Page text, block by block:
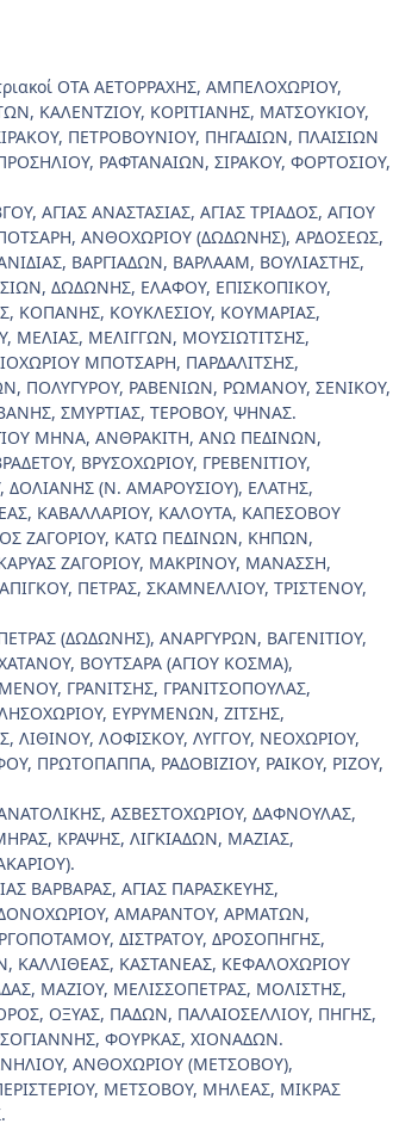
ΟΤΑ ΑΕΤΟΡΡΑΧΗΣ, ΑΜΠΕΛΟΧΩΡΙΟΥ,
ΚΑΛΕΝΤΖΙΟΥ, ΚΟΡΙΤΙΑΝΗΣ, ΜΑΤΣΟΥΚΙΟΥ,
ΠΕΤΡΟΒΟΥΝΙΟΥ, ΠΗΓΑΔΙΩΝ, ΠΛΑΙΣΙΩΝ
ΡΑΦΤΑΝΑΙΩΝ, ΣΙΡΑΚΟΥ, ΦΟΡΤΟΣΙΟΥ,
ΑΓΙΑΣ ΑΝΑΣΤΑΣΙΑΣ, ΑΓΙΑΣ ΤΡΙΑΔΟΣ, ΑΓΙΟΥ
ΑΝΘΟΧΩΡΙΟΥ (ΔΩΔΩΝΗΣ), ΑΡΔΟΣΕΩΣ,
ΒΑΡΓΙΑΔΩΝ, ΒΑΡΛΑΑΜ, ΒΟΥΛΙΑΣΤΗΣ,
ΔΩΔΩΝΗΣ, ΕΛΑΦΟΥ, ΕΠΙΣΚΟΠΙΚΟΥ,
ΚΟΠΑΝΗΣ, ΚΟΥΚΛΕΣΙΟΥ, ΚΟΥΜΑΡΙΑΣ,
ΜΕΛΙΑΣ, ΜΕΛΙΓΓΩΝ, ΜΟΥΣΙΩΤΙΤΣΗΣ,
ΜΠΟΤΣΑΡΗ, ΠΑΡΔΑΛΙΤΣΗΣ,
ΠΟΛΥΓΥΡΟΥ, ΡΑΒΕΝΙΩΝ, ΡΩΜΑΝΟΥ, ΣΕΝΙΚΟΥ,
ΣΜΥΡΤΙΑΣ, ΤΕΡΟΒΟΥ, ΨΗΝΑΣ.
ΜΗΝΑ, ΑΝΘΡΑΚΙΤΗ, ΑΝΩ ΠΕΔΙΝΩΝ,
ΒΡΥΣΟΧΩΡΙΟΥ, ΓΡΕΒΕΝΙΤΙΟΥ,
(Ν. ΑΜΑΡΟΥΣΙΟΥ), ΕΛΑΤΗΣ,
ΚΑΒΑΛΛΑΡΙΟΥ, ΚΑΛΟΥΤΑ, ΚΑΠΕΣΟΒΟΥ
ΖΑΓΟΡΙΟΥ, ΚΑΤΩ ΠΕΔΙΝΩΝ, ΚΗΠΩΝ,
ΖΑΓΟΡΙΟΥ, ΜΑΚΡΙΝΟΥ, ΜΑΝΑΣΣΗ,
ΠΕΤΡΑΣ, ΣΚΑΜΝΕΛΛΙΟΥ, ΤΡΙΣΤΕΝΟΥ,
(ΔΩΔΩΝΗΣ), ΑΝΑΡΓΥΡΩΝ, ΒΑΓΕΝΙΤΙΟΥ,
ΒΟΥΤΣΑΡΑ (ΑΓΙΟΥ ΚΟΣΜΑ),
ΓΡΑΝΙΤΣΗΣ, ΓΡΑΝΙΤΣΟΠΟΥΛΑΣ,
ΕΥΡΥΜΕΝΩΝ, ΖΙΤΣΗΣ,
ΛΙΘΙΝΟΥ, ΛΟΦΙΣΚΟΥ, ΛΥΓΓΟΥ, ΝΕΟΧΩΡΙΟΥ,
ΠΡΩΤΟΠΑΠΠΑ, ΡΑΔΟΒΙΖΙΟΥ, ΡΑΙΚΟΥ, ΡΙΖΟΥ,
ΑΝΑΤΟΛΙΚΗΣ, ΑΣΒΕΣΤΟΧΩΡΙΟΥ, ΔΑΦΝΟΥΛΑΣ,
ΚΡΑΨΗΣ, ΛΙΓΚΙΑΔΩΝ, ΜΑΖΙΑΣ,
ΒΑΡΒΑΡΑΣ, ΑΓΙΑΣ ΠΑΡΑΣΚΕΥΗΣ,
ΑΜΑΡΑΝΤΟΥ, ΑΡΜΑΤΩΝ,
ΔΙΣΤΡΑΤΟΥ, ΔΡΟΣΟΠΗΓΗΣ,
ΚΑΛΛΙΘΕΑΣ, ΚΑΣΤΑΝΕΑΣ, ΚΕΦΑΛΟΧΩΡΙΟΥ
ΜΑΖΙΟΥ, ΜΕΛΙΣΣΟΠΕΤΡΑΣ, ΜΟΛΙΣΤΗΣ,
ΟΞΥΑΣ, ΠΑΔΩΝ, ΠΑΛΑΙΟΣΕΛΛΙΟΥ, ΠΗΓΗΣ,
ΦΟΥΡΚΑΣ, ΧΙΟΝΑΔΩΝ.
ΑΝΘΟΧΩΡΙΟΥ (ΜΕΤΣΟΒΟΥ),
ΜΕΤΣΟΒΟΥ, ΜΗΛΕΑΣ, ΜΙΚΡΑΣ